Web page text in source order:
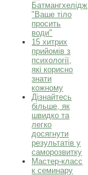
Батмангхелідж
"Ваше тіло
просить
води"
15 хитрих
прийомів з
психології,
які корисно
знати
кожному
Дізнайтесь
більше, як
швидко та
легко
досягнути
результатів у
саморозвитку
Мастер-класс
к семинару